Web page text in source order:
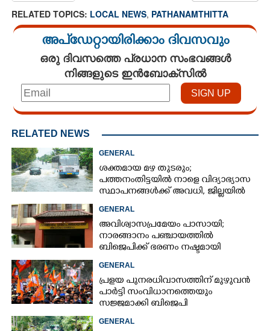
RELATED TOPICS: LOCAL NEWS, PATHANAMTHITTA
അപ്ഡേറ്റായിരിക്കാം ദിവസവും
ഒരു ദിവസത്തെ പ്രധാന സംഭവങ്ങൾ
നിങ്ങളുടെ ഇൻബോക്സിൽ
RELATED NEWS
GENERAL
ശക്തമായ മഴ തുടരും;
പത്തനംതിട്ടയിൽ നാളെ വിദ്യാഭ്യാസ
സ്ഥാപനങ്ങൾക്ക് അവധി,​ ജില്ലയിൽ
ഇന്ന് റെ‌ഡും നാളെ ഓറഞ്ചും അലർട്ട്
GENERAL
അവിശ്വാസപ്രമേയം പാസായി;
നാരങ്ങാനം പഞ്ചായത്തിൽ
ബിജെപിക്ക് ഭരണം നഷ്ടമായി
GENERAL
പ്രളയ പുനരധിവാസത്തിന് മുഴുവൻ
പാർട്ടി സംവിധാനത്തെയും
സജ്ജമാക്കി ബിജെപി
GENERAL